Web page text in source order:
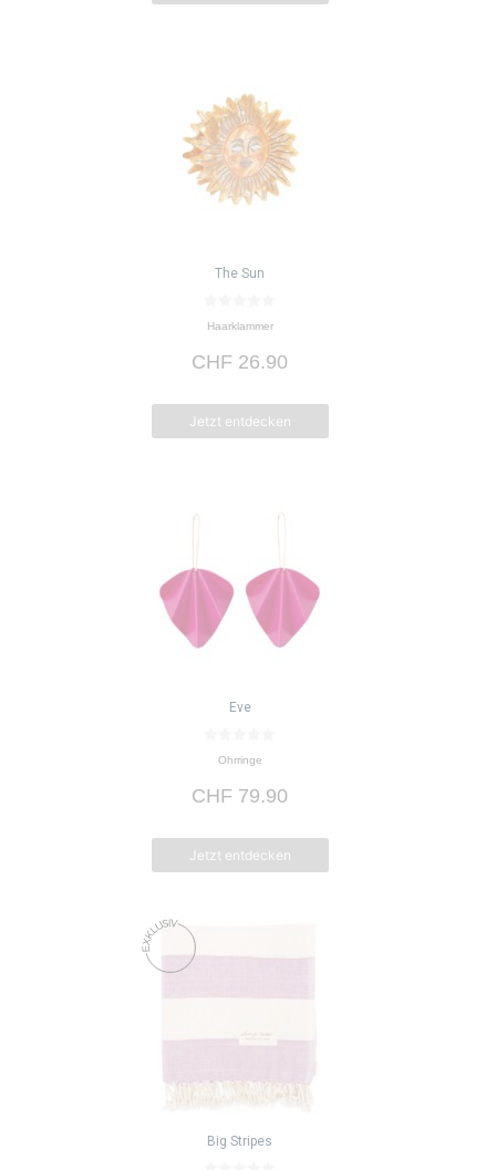
The Sun
0
v
n
5
Haarklammer
CHF 26.90
Jetzt entdecken
Eve
n
5
Ohrringe
CHF 79.90
Jetzt entdecken
Big Stripes